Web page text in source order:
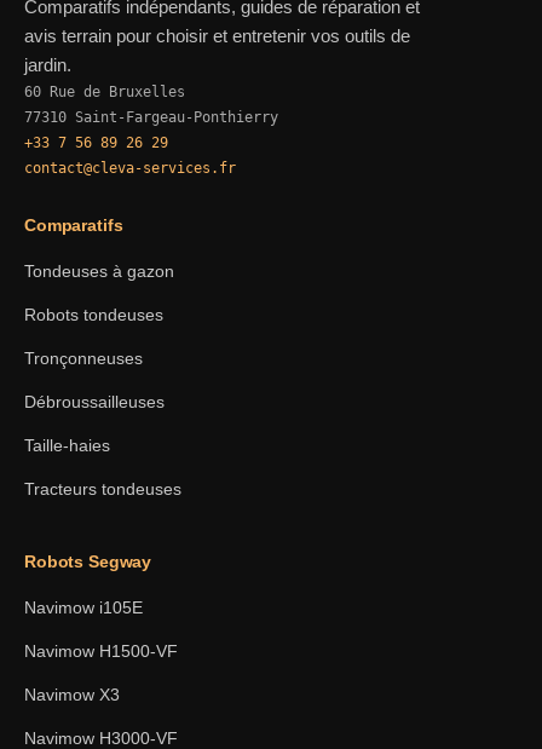
Comparatifs indépendants, guides de réparation et
avis terrain pour choisir et entretenir vos outils de
jardin.
60 Rue de Bruxelles
77310 Saint-Fargeau-Ponthierry
+33 7 56 89 26 29
contact@cleva-services.fr
Comparatifs
Tondeuses à gazon
Robots tondeuses
Tronçonneuses
Débroussailleuses
Taille-haies
Tracteurs tondeuses
Robots Segway
Navimow i105E
Navimow H1500-VF
Navimow X3
Navimow H3000-VF